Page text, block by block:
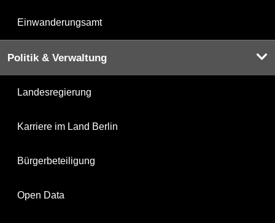
Einwanderungsamt
Politik & Verwaltung
Landesregierung
Karriere im Land Berlin
Bürgerbeteiligung
Open Data